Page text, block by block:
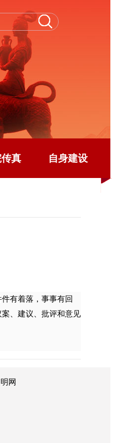
真 自身建设
有着落，事事有回
、建议、批评和意见
网